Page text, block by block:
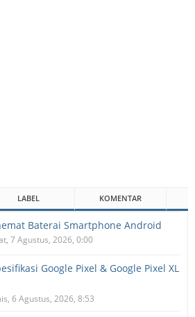
LABEL KOMENTAR
Baterai Smartphone Android
7 Agustus, 2026, 0:00
Google Pixel & Google Pixel XL
6 Agustus, 2026, 8:53